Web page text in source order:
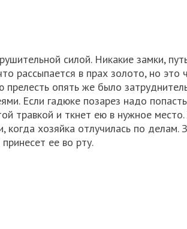
силой. Никакие замки,
рассыпается в прах золото, но это
опять же было
Если гадюке позарез надо
травкой и ткнет ею в нужное
когда хозяйка отлучилась по
ее во рту.